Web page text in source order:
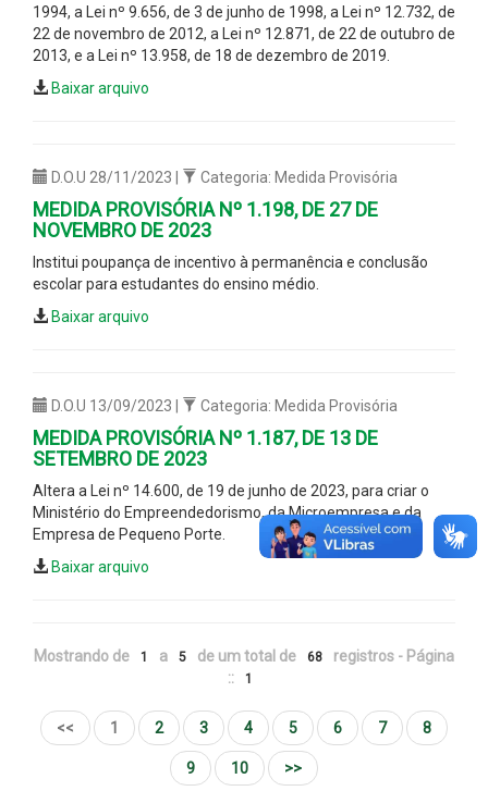
1994, a Lei nº 9.656, de 3 de junho de 1998, a Lei nº 12.732, de
22 de novembro de 2012, a Lei nº 12.871, de 22 de outubro de
2013, e a Lei nº 13.958, de 18 de dezembro de 2019.
Baixar arquivo
D.O.U 28/11/2023 | Categoria: Medida Provisória
MEDIDA PROVISÓRIA Nº 1.198, DE 27 DE
NOVEMBRO DE 2023
Institui poupança de incentivo à permanência e conclusão
escolar para estudantes do ensino médio.
Baixar arquivo
D.O.U 13/09/2023 | Categoria: Medida Provisória
MEDIDA PROVISÓRIA Nº 1.187, DE 13 DE
SETEMBRO DE 2023
Altera a Lei nº 14.600, de 19 de junho de 2023, para criar o
Ministério do Empreendedorismo, da Microempresa e da
Empresa de Pequeno Porte.
Baixar arquivo
Mostrando de 1 a 5 de um total de 68
registros - Página
::
1
<< 1 2 3 4 5 6 7 8
9 10 >>